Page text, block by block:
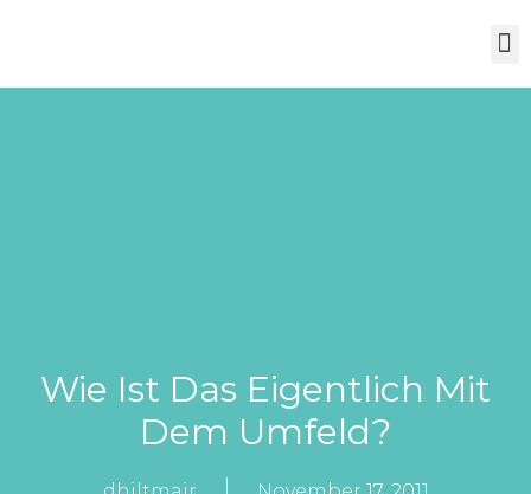
Wie Ist Das Eigentlich Mit
Dem Umfeld?